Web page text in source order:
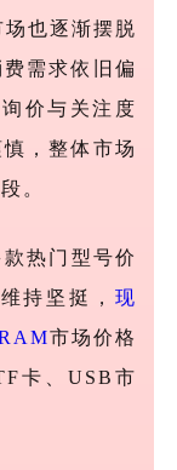
场也逐渐摆脱
需求依旧偏
价与关注度
，整体市场
。
热门型号价
持坚挺， 现
市场价格
卡、USB市